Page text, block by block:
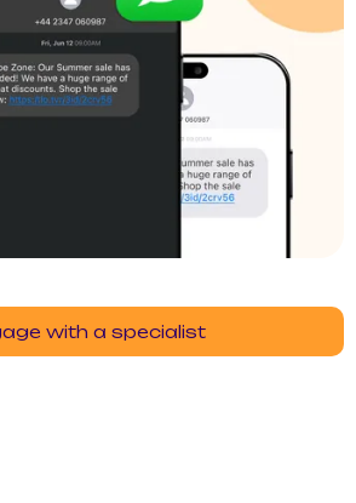
with a specialist